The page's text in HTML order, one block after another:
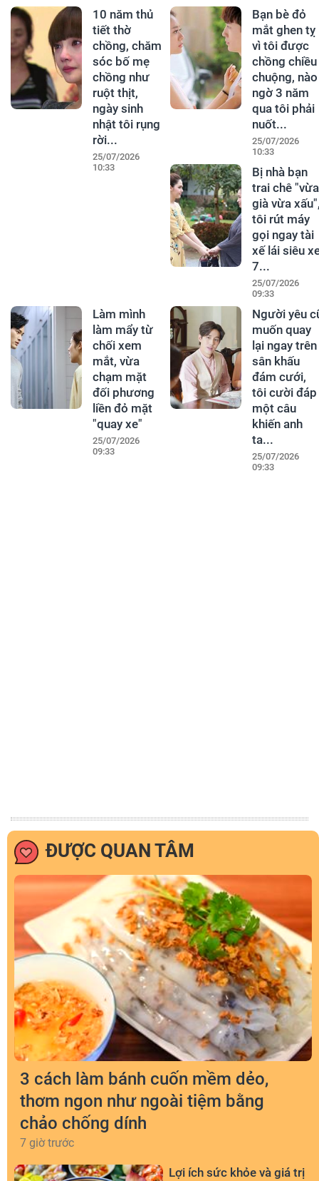
10 năm thủ
tiết thờ
chồng, chăm
sóc bố mẹ
chồng như
ruột thịt,
ngày sinh
nhật tôi rụng
rời...
25/07/2026
10:33
Bạn bè đỏ
mắt ghen tỵ
vì tôi được
chồng chiều
chuộng, nào
ngờ 3 năm
qua tôi phải
nuốt...
25/07/2026
10:33
Bị nhà bạn
trai chê "vừa
già vừa
tôi rút máy
gọi ngay tài
xế lái siêu
7...
25/07/2026
09:33
Làm mình
làm mẩy từ
chối xem
mắt, vừa
chạm mặt
đối phương
liền đỏ mặt
"quay xe"
25/07/2026
09:33
Người yêu
muốn quay
lại ngay trên
sân khấu
đám cưới,
tôi cười đáp
một câu
khiến anh
ta...
25/07/2026
09:33
ĐƯỢC QUAN TÂM
3 cách làm bánh cuốn mềm dẻo,
thơm ngon như ngoài tiệm bằng
chảo chống dính
7 giờ trước
Lợi ích sức khỏe và giá trị